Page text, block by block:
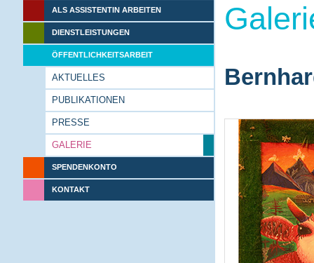
ALS ASSISTENTIN ARBEITEN
DIENSTLEISTUNGEN
ÖFFENTLICHKEITSARBEIT
AKTUELLES
PUBLIKATIONEN
PRESSE
GALERIE
SPENDENKONTO
KONTAKT